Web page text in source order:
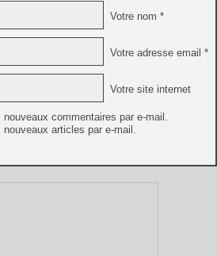
Votre nom *
Votre adresse email *
Votre site internet
commentaires par e-mail.
articles par e-mail.